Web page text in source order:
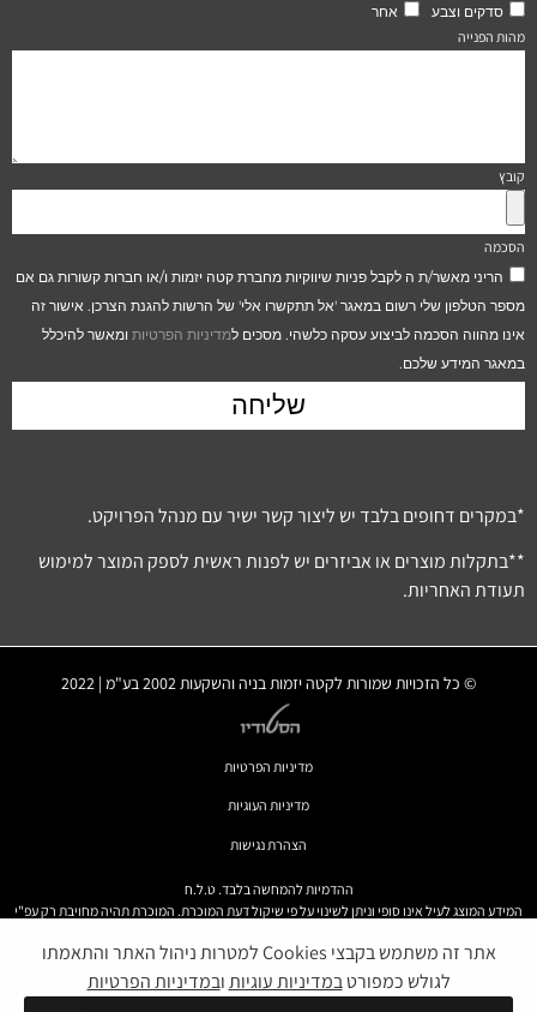
סדקים וצבע
אחר
מהות הפנייה
קובץ
הסכמה
הריני מאשר/ת ה לקבל פניות שיווקיות מחברת קטה יזמות ו/או חברות קשורות גם אם
מספר הטלפון שלי רשום במאגר 'אל תתקשרו אלי' של הרשות להגנת הצרכן. אישור זה
אינו מהווה הסכמה לביצוע עסקה כלשהי. מסכים למדיניות הפרטיות ומאשר להיכלל
במאגר המידע שלכם.
שליחה
*במקרים דחופים בלבד יש ליצור קשר ישיר עם מנהל הפרויקט.
**בתקלות מוצרים או אביזרים יש לפנות ראשית לספק המוצר למימוש
תעודת האחריות.
© כל הזכויות שמורות לקטה יזמות בניה והשקעות 2002 בע"מ | 2022
מדיניות הפרטיות
מדיניות העוגיות
הצהרת נגישות
ההדמיות להמחשה בלבד. ט.ל.ח
המידע המוצג לעיל אינו סופי וניתן לשינוי על פי שיקול דעת המוכרת. המוכרת תהיה מחויבת רק עפ"י
אתר זה משתמש בקבצי Cookies למטרות ניהול האתר והתאמתו
לגולש כמפורטבמדיניות עוגיותובמדיניות הפרטיות